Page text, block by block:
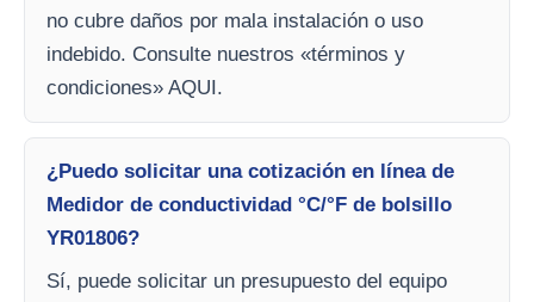
no cubre daños por mala instalación o uso
indebido. Consulte nuestros «términos y
condiciones» AQUI.
¿Puedo solicitar una cotización en línea de
Medidor de conductividad °C/°F de bolsillo
YR01806?
Sí, puede solicitar un presupuesto del equipo